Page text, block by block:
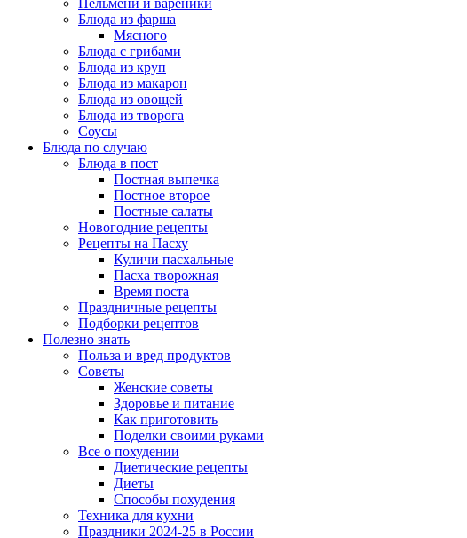
Пельмени и вареники
Блюда из фарша
Мясного
Блюда с грибами
Блюда из круп
Блюда из макарон
Блюда из овощей
Блюда из творога
Соусы
Блюда по случаю
Блюда в пост
Постная выпечка
Постное второе
Постные салаты
Новогодние рецепты
Рецепты на Пасху
Куличи пасхальные
Пасха творожная
Время поста
Праздничные рецепты
Подборки рецептов
Полезно знать
Польза и вред продуктов
Советы
Женские советы
Здоровье и питание
Как приготовить
Поделки своими руками
Все о похудении
Диетические рецепты
Диеты
Способы похудения
Техника для кухни
Праздники 2024-25 в России